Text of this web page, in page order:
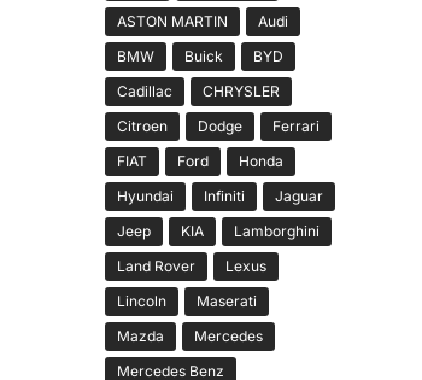
ASTON MARTIN
Audi
BMW
Buick
BYD
Cadillac
CHRYSLER
Citroen
Dodge
Ferrari
FIAT
Ford
Honda
Hyundai
Infiniti
Jaguar
Jeep
KIA
Lamborghini
Land Rover
Lexus
Lincoln
Maserati
Mazda
Mercedes
Mercedes Benz